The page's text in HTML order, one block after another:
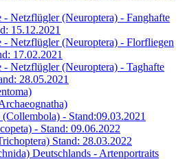
- Netzflügler (Neuroptera) - Fanghafte
15.12.2021
- Netzflügler (Neuroptera) - Florfliegen
17.02.2021
- Netzflügler (Neuroptera) - Taghafte
28.05.2021
- Stand:09.03.2021
- Stand: 09.06.2022
Stand: 28.03.2022
Deutschlands - Artenportraits